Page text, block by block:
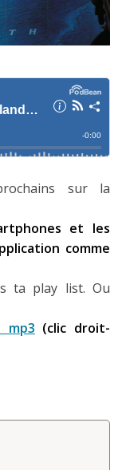
sur la
et les
comme
ta play list. Ou
mp3 (clic droit-